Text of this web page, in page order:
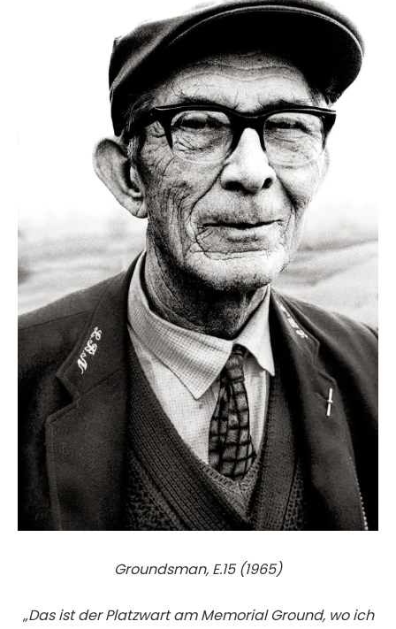
Groundsman, E.15 (1965)
„Das ist der Platzwart am Memorial Ground, wo ich